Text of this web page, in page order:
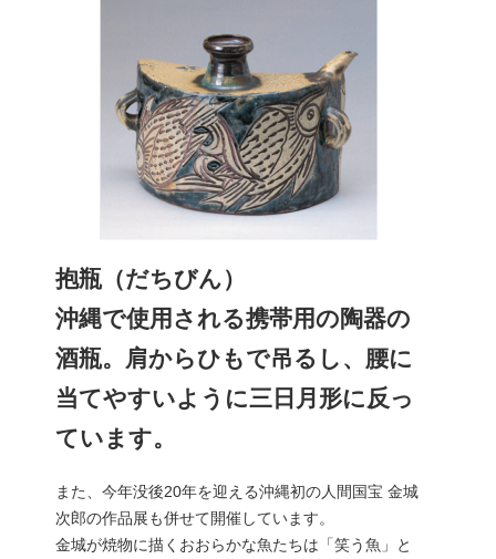
抱瓶（だちびん）
沖縄で使用される携帯用の陶器の
酒瓶。肩からひもで吊るし、腰に
当てやすいように三日月形に反っ
ています。
また、今年没後20年を迎える沖縄初の人間国宝 金城
次郎の作品展も併せて開催しています。
金城が焼物に描くおおらかな魚たちは「笑う魚」と